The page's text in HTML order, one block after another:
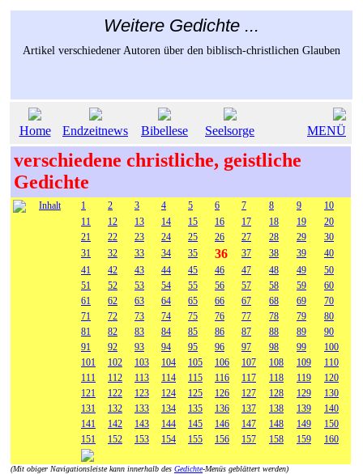
Weitere Gedichte ...
Artikel verschiedener Autoren über den biblisch-christlichen Glauben
Home Endzeitnews Bibellese Seelsorge MENÜ
verschiedene christliche, geistliche
Gedichte
Inhalt 1 2 3 4 5 6 7 8 9
10
11
12 13 14 15 16 17 18 19
20
21
22 23 24 25 26 27 28 29
30
31
32 33 34 35 36 37 38 39
40
41
42 43 44 45 46 47 48 49
50
51
52 53 54 55 56 57 58 59
60
61
62 63 64 65 66 67 68 69
70
71
72 73 74 75 76 77 78 79
80
81
82 83 84 85 86 87 88 89
90
91
92 93 94 95 96 97 98 99
100
101
102 103 104 105 106 107 108 109
110
111
112 113 114 115 116 117 118 119
120
121
122 123 124 125 126 127 128 129
130
131
132 133 134 135 136 137 138 139
140
141
142 143 144 145 146 147 148 149
150
151
152 153 154 155 156 157 158 159 160
(Mit obiger Navigationsleiste kann innerhalb des Gedichte-Menüs geblättert werden)